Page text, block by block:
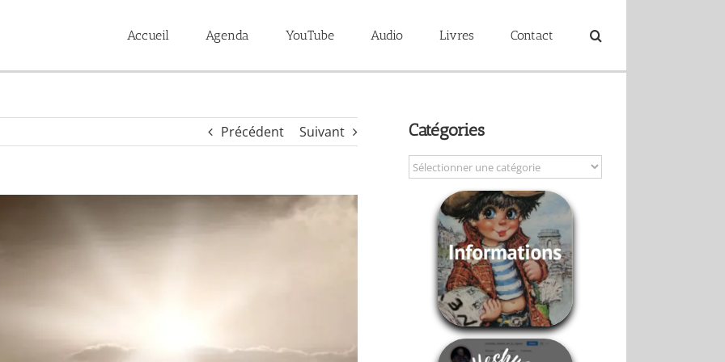
Accueil Agenda YouTube Audio Livres Contact
Précédent Suivant Catégories
Catégories